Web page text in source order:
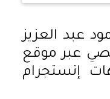
عبد العزيز
عبر موقع
إنستجرام